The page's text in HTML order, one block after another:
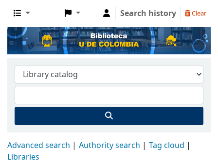
Search history Clear
Advanced search Authority search
Tag cloud
Libraries